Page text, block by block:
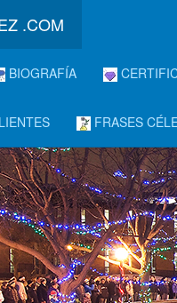
.COM
BIOGRAFÍA
FRASES